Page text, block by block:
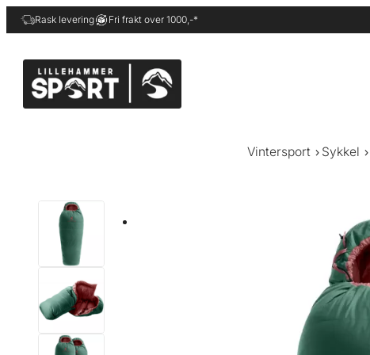
Hopp
til
Rask levering Fri frakt over 1000,-*
Vintersport Sykkel